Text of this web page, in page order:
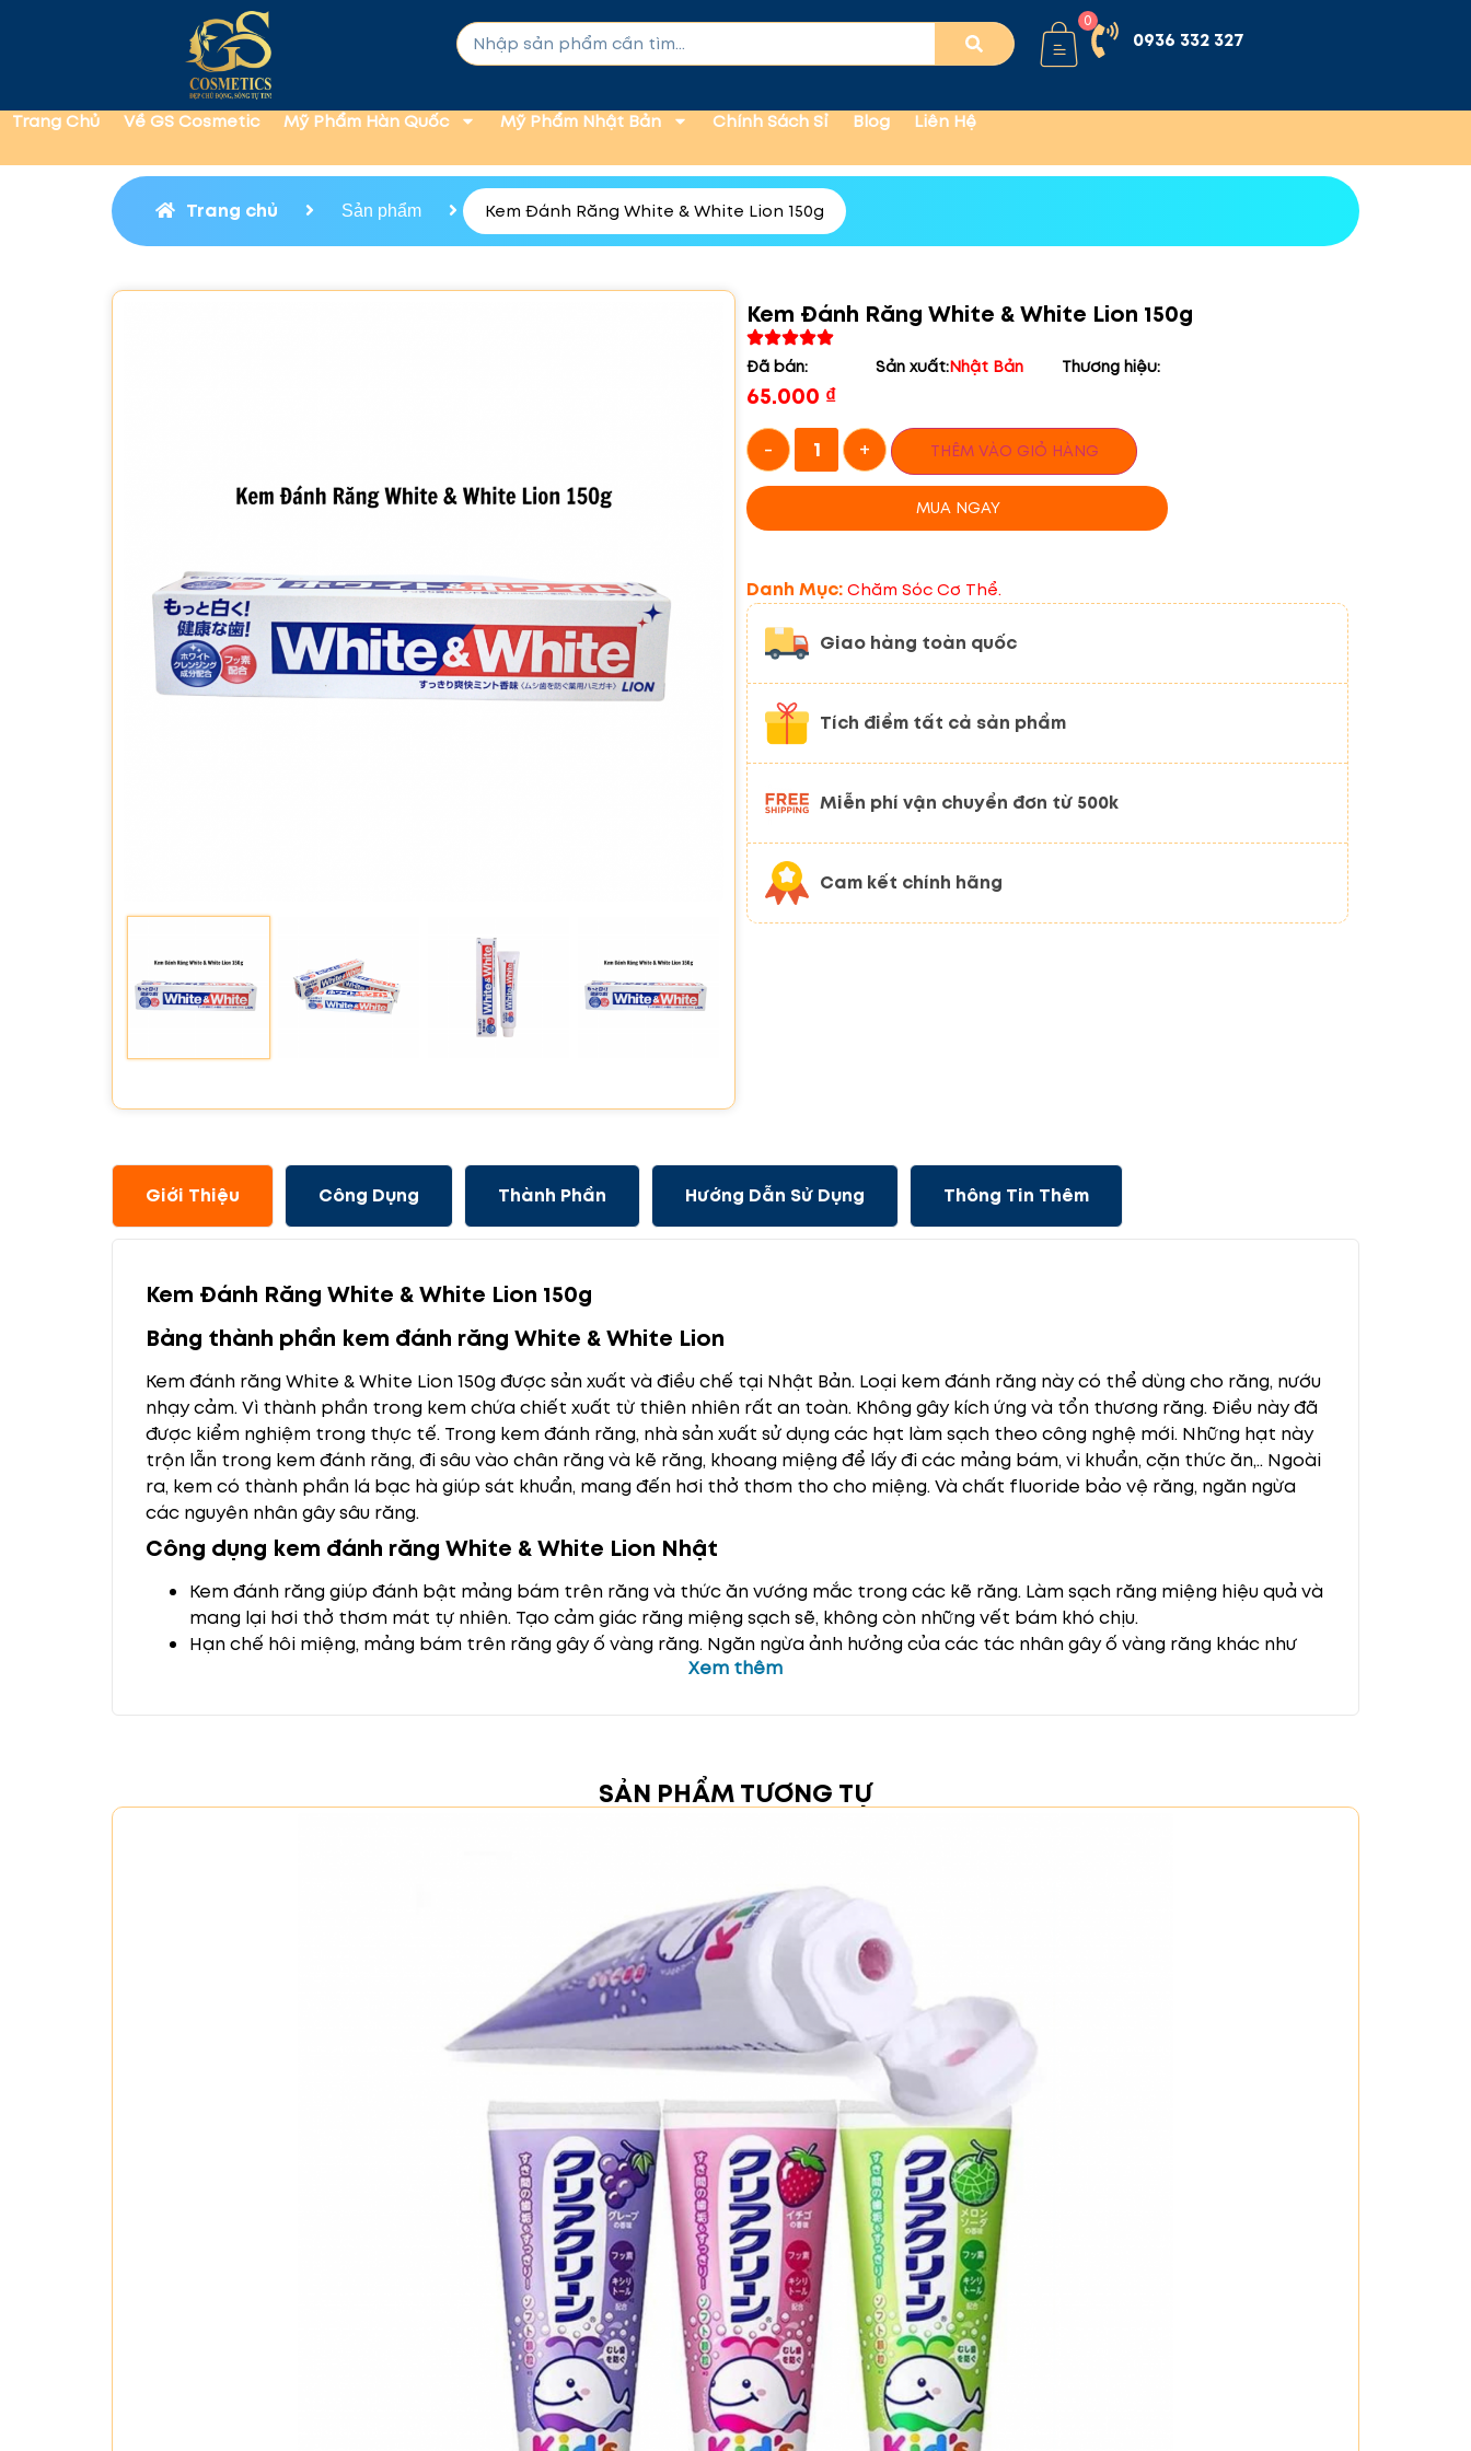
0
0936 332 327
Trang Chủ Về GS Cosmetic Mỹ Phẩm Hàn Quốc Mỹ Phẩm Nhật Bản Chính Sách Sỉ Blog Liên Hệ
Trang chủ Sản phẩm Kem Đánh Răng White & White Lion 150g
Kem Đánh Răng White & White Lion 150g
Đã bán: Sản xuất:Nhật Bản Thương hiệu:
65.000 ₫
- + THÊM VÀO GIỎ HÀNG
MUA NGAY
Danh Mục:Chăm Sóc Cơ Thể.
Giao hàng toàn quốc
Tích điểm tất cả sản phẩm
Miễn phí vận chuyển đơn từ 500k
Cam kết chính hãng
Giới Thiệu Công Dụng Thành Phần Hướng Dẫn Sử Dụng Thông Tin Thêm
Kem Đánh Răng White & White Lion 150g
Bảng thành phần kem đánh răng White & White Lion
Kem đánh răng White & White Lion 150g được sản xuất và điều chế tại Nhật Bản. Loại kem đánh răng này có thể dùng cho răng, nướu
nhạy cảm. Vì thành phần trong kem chứa chiết xuất từ thiên nhiên rất an toàn. Không gây kích ứng và tổn thương răng. Điều này đã
được kiểm nghiệm trong thực tế. Trong kem đánh răng, nhà sản xuất sử dụng các hạt làm sạch theo công nghệ mới. Những hạt này
trộn lẫn trong kem đánh răng, đi sâu vào chân răng và kẽ răng, khoang miệng để lấy đi các mảng bám, vi khuẩn, cặn thức ăn,.. Ngoài
ra, kem có thành phần lá bạc hà giúp sát khuẩn, mang đến hơi thở thơm tho cho miệng. Và chất fluoride bảo vệ răng, ngăn ngừa
các nguyên nhân gây sâu răng.
Công dụng kem đánh răng White & White Lion Nhật
Kem đánh răng giúp đánh bật mảng bám trên răng và thức ăn vướng mắc trong các kẽ răng. Làm sạch răng miệng hiệu quả và
mang lại hơi thở thơm mát tự nhiên. Tạo cảm giác răng miệng sạch sẽ, không còn những vết bám khó chịu.
Hạn chế hôi miệng, mảng bám trên răng gây ố vàng răng. Ngăn ngừa ảnh hưởng của các tác nhân gây ố vàng răng khác như
Tiêu diệt vi khuẩn trong khoang miệng, ngăn ngừa sâu răng. Hạn chế đau răng ngay cả khi răng bạn bị sâu.
Giúp hàm răng trắng sáng tự nhiên dần theo thời gian.
Sau khi ăn sau cơm từ 30 phút trở lên mới có thể bắt đầu đánh răng. Người lớn lấy 1 lượng kem đánh răng vừa đủ lên bàn chải. Trẻ
em dưới 6 tuổi thì chỉ nên sử dụng 1 lượng nhỏ bằng hạt đậu. Thêm nước vào bàn chải và nhẹ nhàng chải răng và nướu. Chải răng kỹ
càng cả mặt ngoài và mặt trong của răng. Nên đánh răng từ 2-3 lần/ngày để đảm bảo răng sáng và chắc khỏe. Hạn chế uống nước
ngọt, bia, rượu gây ố vàng răng. Đậy nắp ống kem cẩn thận và bảo quản nơi thoáng mát, tránh ánh sáng trực tiếp. Dặn dò trẻ
Xem thêm
SẢN PHẨM TƯƠNG TỰ